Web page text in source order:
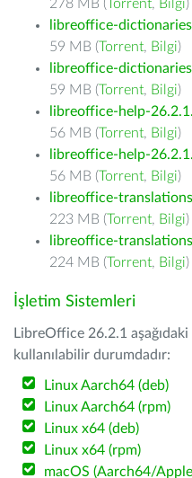
278 MB (Torrent, Bilgi)
libreoffice-
59 MB (Torrent, Bilgi)
libreoffice-
59 MB (Torrent, Bilgi)
libreoffice-help-
56 MB (Torrent, Bilgi)
libreoffice-help-
56 MB (Torrent, Bilgi)
libreoffice-
223 MB (Torrent, Bilgi)
libreoffice-
224 MB (Torrent, Bilgi)
İşletim Sistemleri
LibreOffice 26.2.1
kullanılabilir durumdadır:
Linux Aarch64 (deb)
Linux Aarch64 (rpm)
Linux x64 (deb)
Linux x64 (rpm)
macOS (Aarch64/